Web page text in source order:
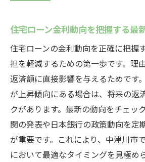
解説
注意点
変動金利と固定金利の返
ョン
住宅ローン変動金利の将
固定金利への切り替え時
ーン情報
金利上昇リスクを抑える返済計
住宅ローン金利動向を把握する最
住宅ローンの金利動向を正確に把握
担を軽減するための第一歩です。理
返済額に直接影響を与えるためです
が上昇傾向にある場合は、将来の返
クがあります。最新の動向をチェッ
関の発表や日本銀行の政策動向を定
が重要です。これにより、中津川市
において最適なタイミングを見極め